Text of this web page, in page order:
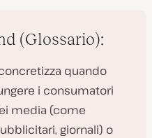
(Glossario):
quando
i consumatori
media (come
giornali) o